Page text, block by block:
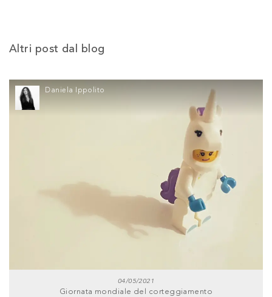
Altri post dal blog
04/05/2021
Giornata mondiale del corteggiamento
Daniela Ippolito